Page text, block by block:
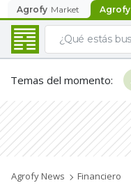
Agrofy Market Agrofy
Temas del momento:
Agrofy News Financiero